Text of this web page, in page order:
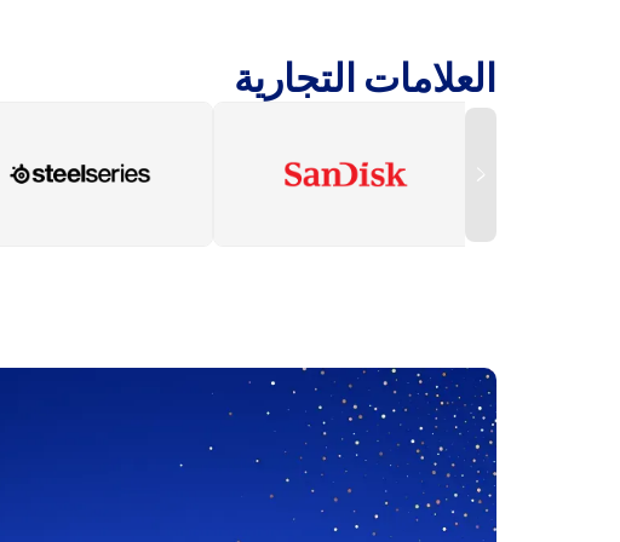
العلامات التجارية